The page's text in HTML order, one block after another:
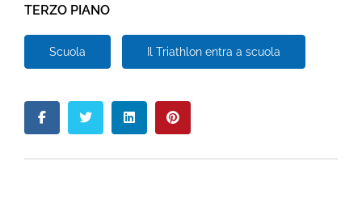
TERZO PIANO
Scuola Il Triathlon entra a scuola